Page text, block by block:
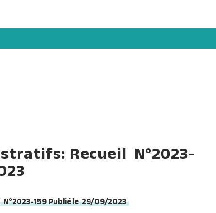
Recueil N°2023-
159 Publié le 29/09/2023